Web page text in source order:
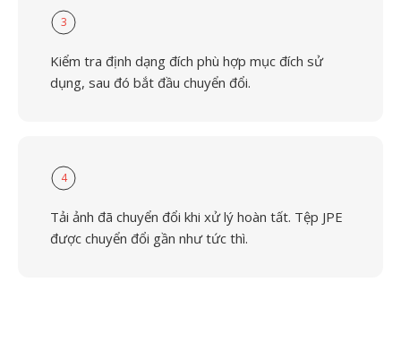
3
Kiểm tra định dạng đích phù hợp mục đích sử
dụng, sau đó bắt đầu chuyển đổi.
4
Tải ảnh đã chuyển đổi khi xử lý hoàn tất. Tệp JPE
được chuyển đổi gần như tức thì.